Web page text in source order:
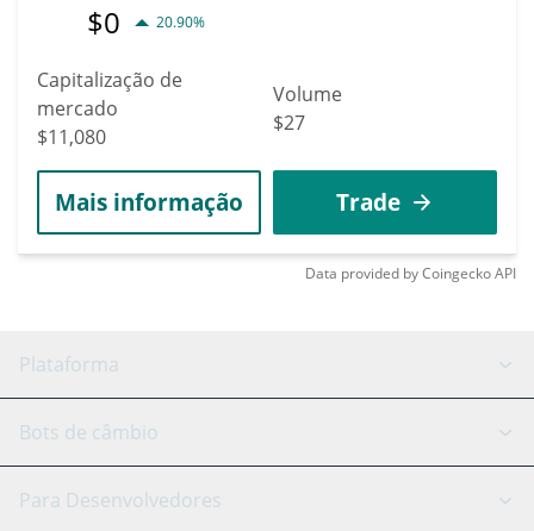
$0 20.90%
Capitalização de
mercado
$11,080
Volume
$27
Mais informação Trade
Data provided byCoingeckoAPI
Plataforma
Bot GRID
Bots de câmbio
Binance
Para Desenvolvedores